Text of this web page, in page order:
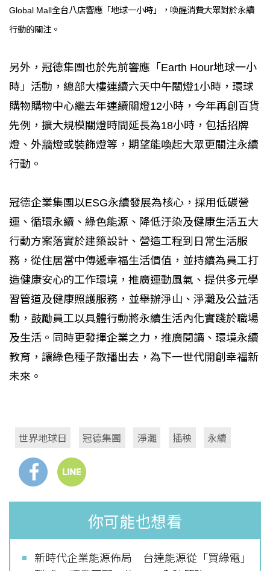
Global Mall全台八店響應「地球一小時」，喚醒消費大眾對於永續
行動的關注。
另外，冠德集團也於先前響應「Earth Hour地球一小
時」活動，總部大樓連續六天中午關燈1小時，環球
購物購物中心繼去年連續關燈12小時，今年再創百貨
先例，擴大規模關燈時間延長為18小時，包括招牌
燈、外牆燈或裝飾燈等，期望能喚起大眾更關注永續
行動。
冠德企業集團以ESG永續發展為核心，採用低碳營
運、循環永續、綠色能源、降低汙染及健康生活五大
行動方案落實於建築設計、營造工程到日常生活服
務，從住居當中傳遞幸福生活價值，並持續為員工打
造健康安心的工作環境，推廣運動風氣、提供多元學
習管道及健康照護服務，並舉辦淨山、淨灘及公益活
動，鼓勵員工以具體行動將永續生活內化實踐於職場
及生活。同時更發揮企業之力，推廣閱讀、環境永續
教育，讓綠色種子散播出去，為下一世代開創幸福新
未來。
世界地球日 冠德集團 淨灘 插秧 永續
你可能也想看
新時代企業能源佈局 台達能源從「買綠電」